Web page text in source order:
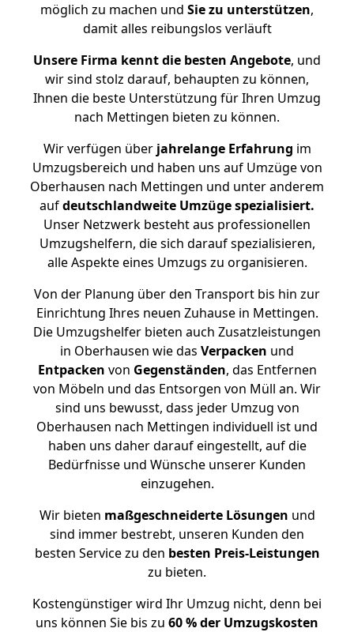
möglich zu machen und Sie zu unterstützen,
damit alles reibungslos verläuft
Unsere Firma kennt die besten Angebote, und
wir sind stolz darauf, behaupten zu können,
Ihnen die beste Unterstützung für Ihren Umzug
nach Mettingen bieten zu können.
Wir verfügen überjahrelange Erfahrung im
Umzugsbereich und haben uns auf Umzüge von
Oberhausen nach Mettingen und unter anderem
aufdeutschlandweite Umzüge spezialisiert.
Unser Netzwerk besteht aus professionellen
Umzugshelfern, die sich darauf spezialisieren,
alle Aspekte eines Umzugs zu organisieren.
Von der Planung über den Transport bis hin zur
Einrichtung Ihres neuen Zuhause in Mettingen.
Die Umzugshelfer bieten auch Zusatzleistungen
in Oberhausen wie das Verpacken und
Entpacken von Gegenständen, das Entfernen
von Möbeln und das Entsorgen von Müll an. Wir
sind uns bewusst, dass jeder Umzug von
Oberhausen nach Mettingen individuell ist und
haben uns daher darauf eingestellt, auf die
Bedürfnisse und Wünsche unserer Kunden
einzugehen.
Wir bieten maßgeschneiderte Lösungen und
sind immer bestrebt, unseren Kunden den
besten Service zu den besten Preis-Leistungen
zu bieten.
Kostengünstiger wird Ihr Umzug nicht, denn bei
uns können Sie bis zu 60 % der Umzugskosten